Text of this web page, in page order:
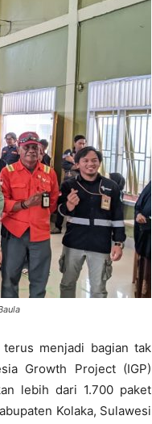
terus menjadi bagian tak
Growth Project (IGP)
lebih dari 1.700 paket
Kolaka, Sulawesi